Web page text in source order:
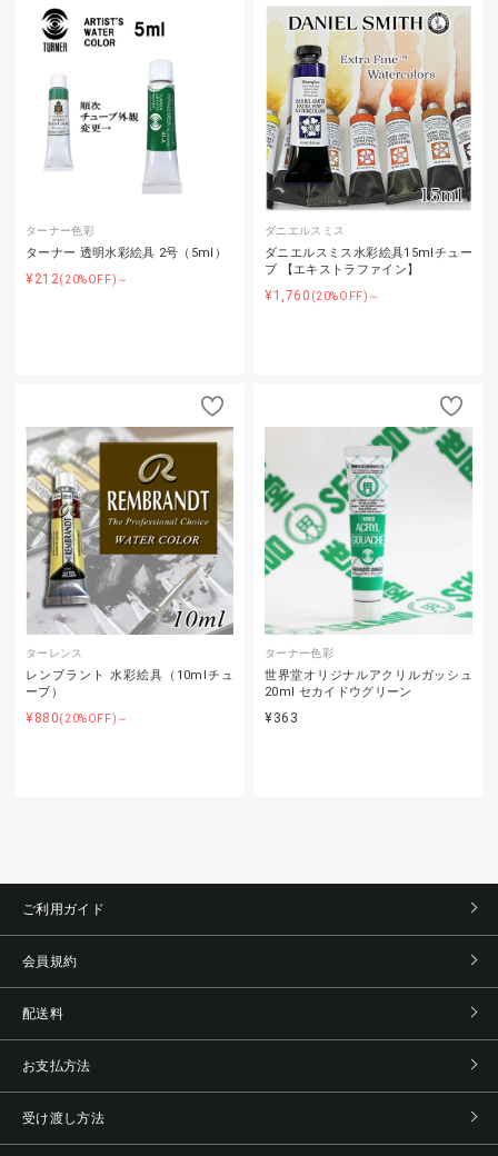
ターナー色彩
ターナー 透明水彩絵具 2号（5ml）
¥212(20%OFF)～
ダニエルスミス
ダニエルスミス水彩絵具15mlチュー
ブ 【エキストラファイン】
¥1,760 (20%OFF)～
ターレンス
レンブラント 水彩絵具（10mlチュ
ーブ）
¥880(20%OFF)～
ターナー色彩
世界堂オリジナルアクリルガッシュ
20ml セカイドウグリーン
¥363
ご利用ガイド
会員規約
配送料
お支払方法
受け渡し方法